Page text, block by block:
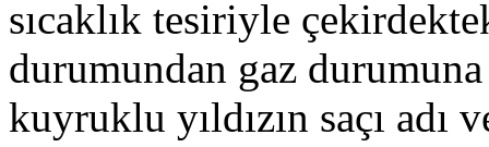
sıcaklık tesiriyle
durumundan gaz
kuyruklu yıldızın saçı